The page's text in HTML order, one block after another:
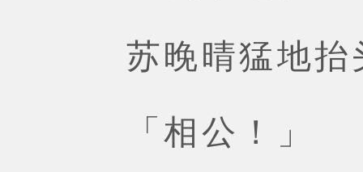
苏晚晴猛地抬
「相公！」